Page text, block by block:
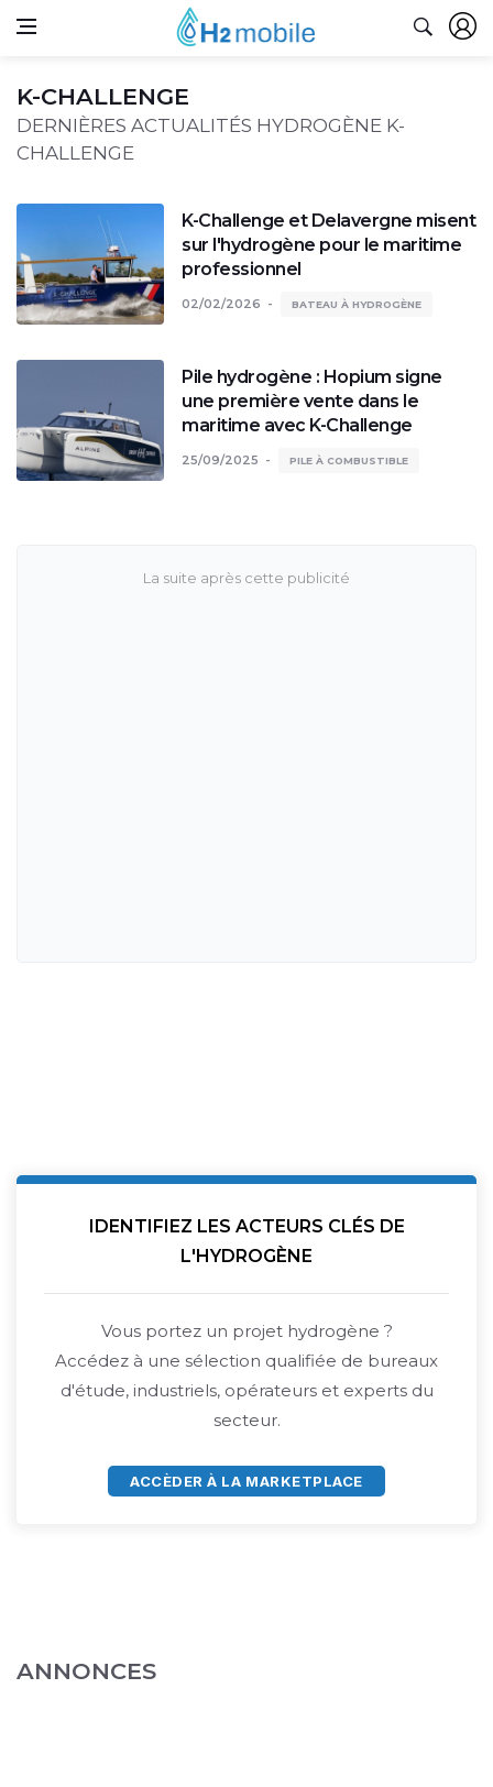
K-CHALLENGE
DERNIÈRES ACTUALITÉS HYDROGÈNE K-
CHALLENGE
K-Challenge et Delavergne misent
sur l'hydrogène pour le maritime
professionnel
02/02/2026 BATEAU À HYDROGÈNE
Pile hydrogène : Hopium signe
une première vente dans le
maritime avec K-Challenge
25/09/2025 PILE À COMBUSTIBLE
IDENTIFIEZ LES ACTEURS CLÉS DE
L'HYDROGÈNE
Vous portez un projet hydrogène ?
Accédez à une sélection qualifiée de bureaux
d'étude, industriels, opérateurs et experts du
secteur.
ACCÈDER À LA MARKETPLACE
ANNONCES